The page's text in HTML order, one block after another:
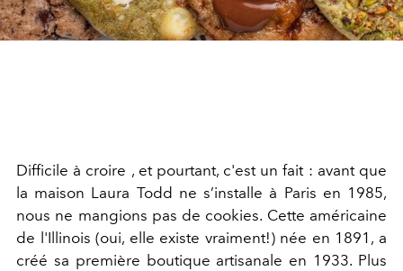
Difficile à croire , et pourtant, c'est un fait : avant que
la maison Laura Todd ne s’installe à Paris en 1985,
nous ne mangions pas de cookies. Cette américaine
de l'Illinois (oui, elle existe vraiment!) née en 1891 , a
créé sa première boutique artisanale en 1933. Plus